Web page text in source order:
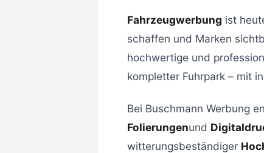
Fahrzeugwerbung ist
schaffen und Marken
hochwertige und
kompletter Fuhrpark – mit
Bei Buschmann Werbung
Folierungenund
witterungsbeständiger